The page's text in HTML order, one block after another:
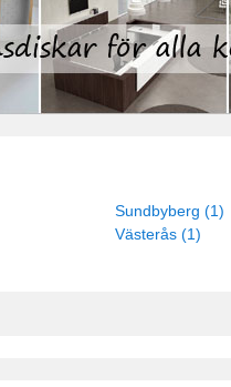
Sundbyberg (1)
Västerås (1)